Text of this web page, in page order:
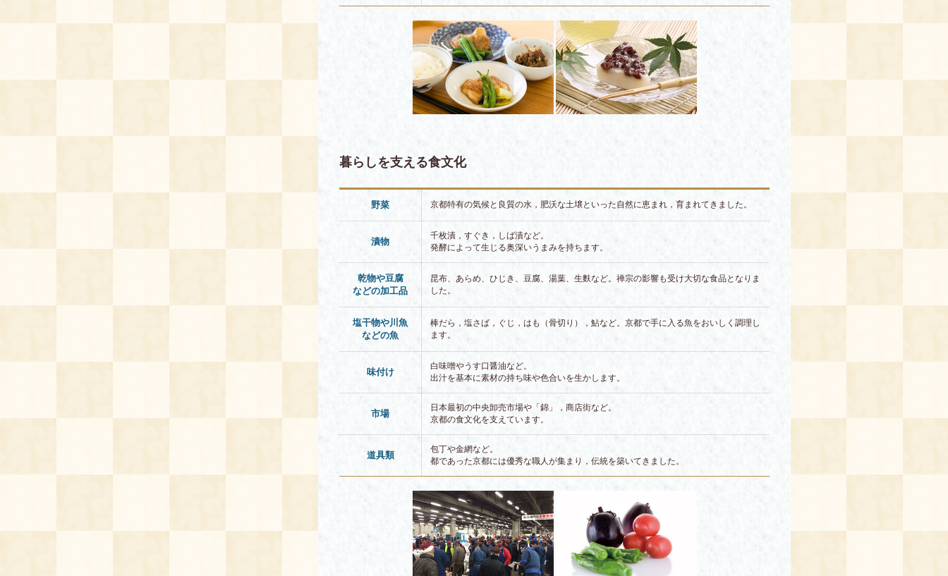
暮らしを支える食文化
野菜 京都特有の気候と良質の水，肥沃な土壌といった自然に恵まれ，育まれてきました。
漬物
千枚漬，すぐき，しば漬など。
発酵によって生じる奥深いうまみを持ちます。
乾物や豆腐
などの加工品
昆布、あらめ、ひじき、豆腐、湯葉、生麩など。禅宗の影響も受け大切な食品となりま
した。
塩干物や川魚
などの魚
棒だら，塩さば，ぐじ，はも（骨切り），鮎など。京都で手に入る魚をおいしく調理し
ます。
味付け
白味噌やうす口醤油など。
出汁を基本に素材の持ち味や色合いを生かします。
市場
日本最初の中央卸売市場や「錦」，商店街など。
京都の食文化を支えています。
道具類
包丁や金網など。
都であった京都には優秀な職人が集まり，伝統を築いてきました。